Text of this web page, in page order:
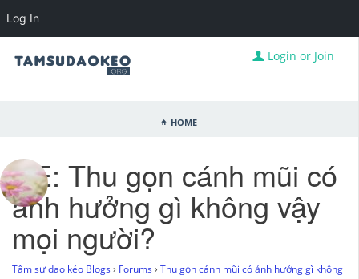
Login or Join
Home
RE: Thu gọn cánh mũi có
ảnh hưởng gì không vậy
mọi người?
Tâm sự dao kéo Blogs › Forums › Thu gọn cánh mũi có ảnh hưởng gì không
Log In